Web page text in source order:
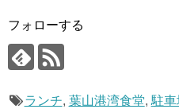
フォローする
ランチ, 葉山港湾食堂, 駐車